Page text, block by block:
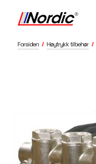
Forsiden / Høytrykk tilbehør /